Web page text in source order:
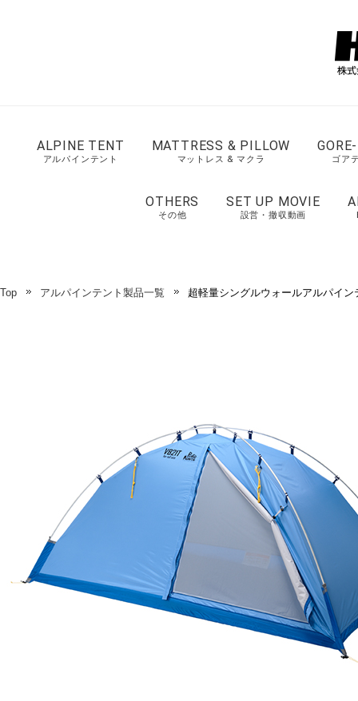
ALPINE TENT
アルパインテント
MATTRESS & PILLOW
マットレス & マクラ ゴア
OTHERS
その他
SET UP MOVIE
設営・撤収動画
Top アルパインテント製品一覧 超軽量シングルウォールアルパイン